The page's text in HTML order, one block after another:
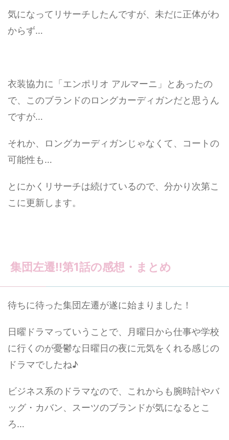
気になってリサーチしたんですが、未だに正体がわ
からず…
衣装協力に「エンポリオ アルマーニ」とあったの
で、このブランドのロングカーディガンだと思うん
ですが…
それか、ロングカーディガンじゃなくて、コートの
可能性も…
とにかくリサーチは続けているので、分かり次第こ
こに更新します。
集団左遷!!第1話の感想・まとめ
待ちに待った集団左遷が遂に始まりました！
日曜ドラマっていうことで、月曜日から仕事や学校
に行くのが憂鬱な日曜日の夜に元気をくれる感じの
ドラマでしたね♪
ビジネス系のドラマなので、これからも腕時計やバ
ッグ・カバン、スーツのブランドが気になるとこ
ろ…